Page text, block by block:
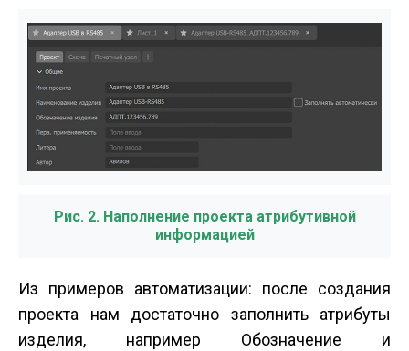
Рис. 2. Наполнение проекта атрибутивной
информацией
Из примеров автоматизации: после создания
проекта нам достаточно заполнить атрибуты
изделия, например Обозначение и